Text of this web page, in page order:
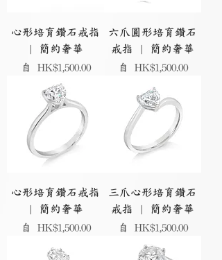
心形培育鑽石戒指
| 簡約奢華
自 HK$1,500.00
促銷價格
六爪圓形培育鑽石
戒指 | 簡約奢華
自 HK$1,500.00
促銷價格
心形培育鑽石戒指
| 簡約奢華
自 HK$1,500.00
促銷價格
三爪心形培育鑽石
戒指 | 簡約奢華
自 HK$1,500.00
促銷價格